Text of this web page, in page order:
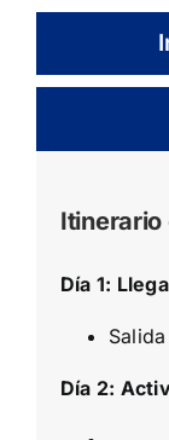
Itinerario
Día 1:
Día 2: